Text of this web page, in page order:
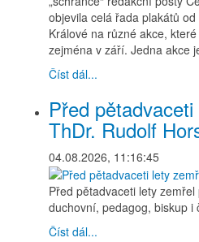
objevila celá řada plakátů
Králové na různé akce,
zejména v září. Jedna akce
Číst dál...
Před
ThDr. Rudolf
04.08.2026, 11:16:45
Před pětadvaceti lety
duchovní, pedagog, biskup i
Číst dál...